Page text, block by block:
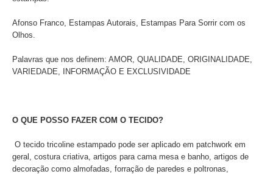
Afonso Franco, Estampas Autorais, Estampas Para Sorrir com os
Olhos.
Palavras que nos definem: AMOR, QUALIDADE, ORIGINALIDADE,
VARIEDADE, INFORMAÇÃO E EXCLUSIVIDADE
O QUE POSSO FAZER COM O TECIDO?
O tecido tricoline estampado pode ser aplicado em patchwork em
geral, costura criativa, artigos para cama mesa e banho, artigos de
decoração como almofadas, forração de paredes e poltronas,